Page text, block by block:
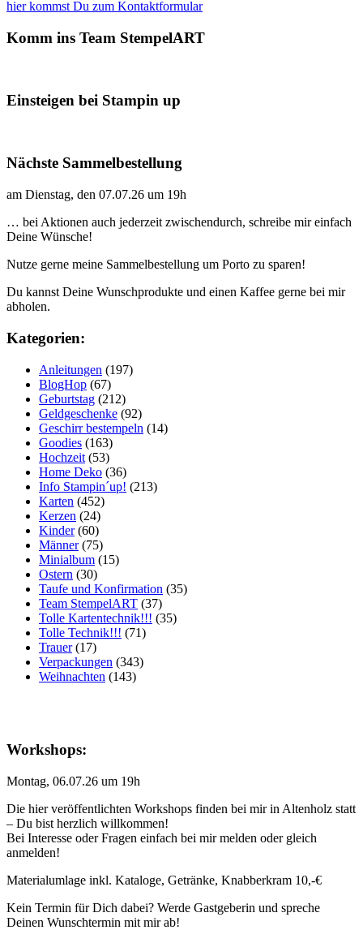
hier kommst Du zum Kontaktformular
Komm ins Team StempelART
Einsteigen bei Stampin up
Nächste Sammelbestellung
am Dienstag, den 07.07.26 um 19h
… bei Aktionen auch jederzeit zwischendurch, schreibe mir einfach
Deine Wünsche!
Nutze gerne meine Sammelbestellung um Porto zu sparen!
Du kannst Deine Wunschprodukte und einen Kaffee gerne bei mir
abholen.
Kategorien:
Anleitungen (197)
BlogHop (67)
Geburtstag (212)
Geldgeschenke (92)
Geschirr bestempeln (14)
Goodies (163)
Hochzeit (53)
Home Deko (36)
Info Stampin´up! (213)
Karten (452)
Kerzen (24)
Kinder(60)
Männer(75)
Minialbum (15)
Ostern (30)
Taufe und Konfirmation (35)
Team StempelART (37)
Tolle Kartentechnik!!! (35)
Tolle Technik!!! (71)
Trauer(17)
Verpackungen (343)
Weihnachten (143)
Workshops:
Montag, 06.07.26 um 19h
Die hier veröffentlichten Workshops finden bei mir in Altenholz statt
– Du bist herzlich willkommen!
Bei Interesse oder Fragen einfach bei mir melden oder gleich
anmelden!
Materialumlage inkl. Kataloge, Getränke, Knabberkram 10,-€
Kein Termin für Dich dabei? Werde Gastgeberin und spreche
Deinen Wunschtermin mit mir ab!